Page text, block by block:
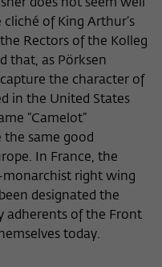
does not seem well
of King Arthur’s
Rectors of the Kolleg
that, as Pörksen
the character of
in the United States
“Camelot”
same good
In France, the
right wing
designated the
adherents of the Front
today.